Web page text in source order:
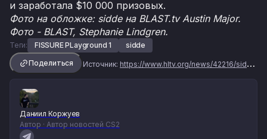
и заработала $10 000 призовых.
Фото на обложке: sidde на BLAST.tv Austin Major.
Фото - BLAST, Stephanie Lindgren.
Теги: FISSURE PLayground 1
sidde
Поделиться
Источник: https://www.hltv.org/news/42216/sidde-the-teams-that-play-in-the-biggest-tournaments-cannot-come-here-and-perform-like-this
Даниил Коржуев
Автор · Автор новостей CS2